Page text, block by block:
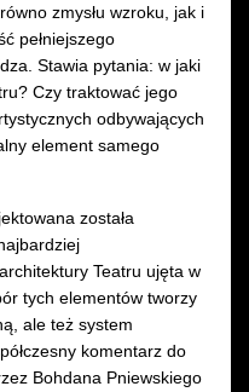
zmysłu wzroku, jak i
pełniejszego
Stawia pytania: w jaki
Czy traktować jego
odbywających
element samego
została
Teatru ujęta w
tych elementów tworzy
ale też system
komentarz do
Bohdana Pniewskiego